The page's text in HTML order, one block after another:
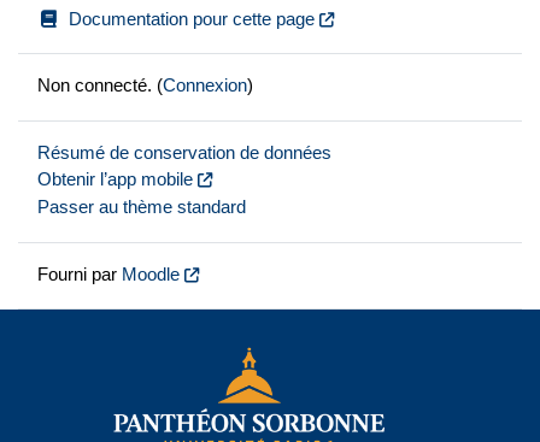
Documentation pour cette page
Non connecté. (Connexion)
Résumé de conservation de données
Obtenir l’app mobile
Passer au thème standard
Fourni par Moodle